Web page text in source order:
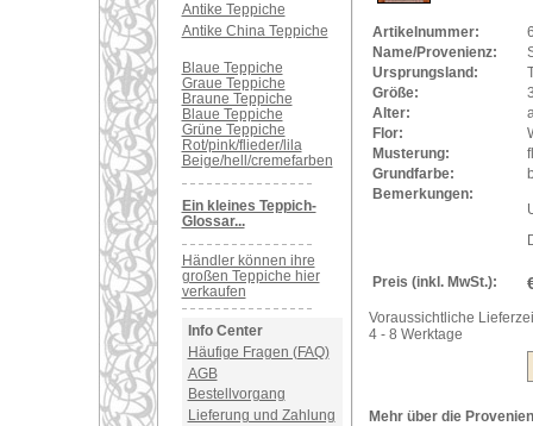
Antike Teppiche
Antike China Teppiche
Blaue Teppiche
Graue Teppiche
Braune Teppiche
Blaue Teppiche
Grüne Teppiche
Rot/pink/flieder/lila
Beige/hell/cremefarben
Ein kleines Teppich-
Glossar...
Händler können ihre
großen Teppiche hier
verkaufen
Info Center
Häufige Fragen (FAQ)
AGB
Bestellvorgang
Lieferung und Zahlung
Artikelnummer:
Name/Provenienz:
Ursprungsland:
Größe:
Alter:
Flor:
Musterung:
Grundfarbe:
Bemerkungen:
Preis (inkl. MwSt.):
Voraussichtliche
4 - 8 Werktage
Mehr über die